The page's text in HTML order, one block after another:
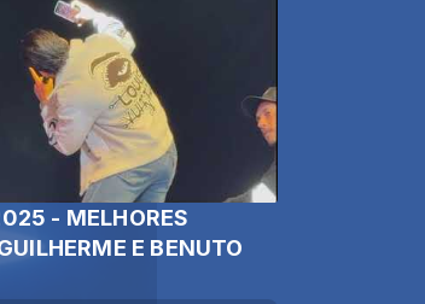
- MELHORES
E BENUTO